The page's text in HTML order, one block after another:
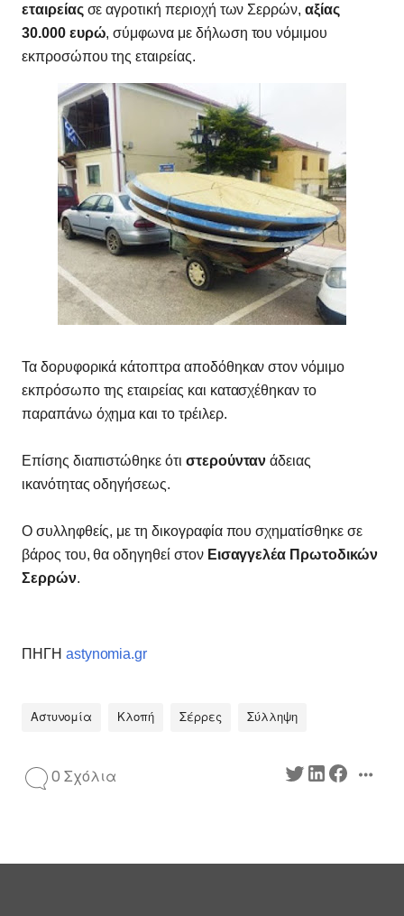
εταιρείαςσε αγροτική περιοχή των Σερρών, αξίας
30.000 ευρώ, σύμφωνα με δήλωση του νόμιμου
εκπροσώπου της εταιρείας.
Τα δορυφορικά κάτοπτρα αποδόθηκαν στον νόμιμο
εκπρόσωπο της εταιρείας και κατασχέθηκαν το
παραπάνω όχημα και το τρέιλερ.
Επίσης διαπιστώθηκε ότι στερούνταν άδειας
ικανότητας οδηγήσεως.
Ο συλληφθείς, με τη δικογραφία που σχηματίσθηκε σε
βάρος του, θα οδηγηθεί στον Εισαγγελέα Πρωτοδικών
Σερρών.
ΠΗΓΗ astynomia.gr
Αστυνομία Κλοπή Σέρρες Σύλληψη
0 Σχόλια